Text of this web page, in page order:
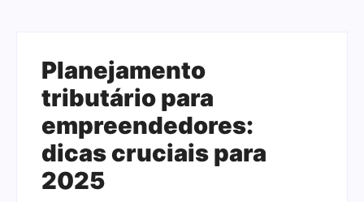
Planejamento
tributário para
empreendedores:
dicas cruciais para
2025